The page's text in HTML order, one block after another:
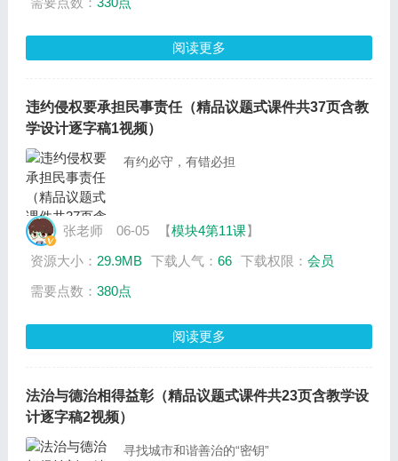
阅读更多
违约侵权要承担民事责任（精品议题式课件共37页含教
学设计逐字稿1视频）
有约必守，有错必担
张老师 06-05 【模块4第11课】
资源大小： 29.9MB 下载人气： 66 下载权限： 会员
需要点数： 380点
阅读更多
法治与德治相得益彰（精品议题式课件共23页含教学设
计逐字稿2视频）
寻找城市和谐善治的“密钥”